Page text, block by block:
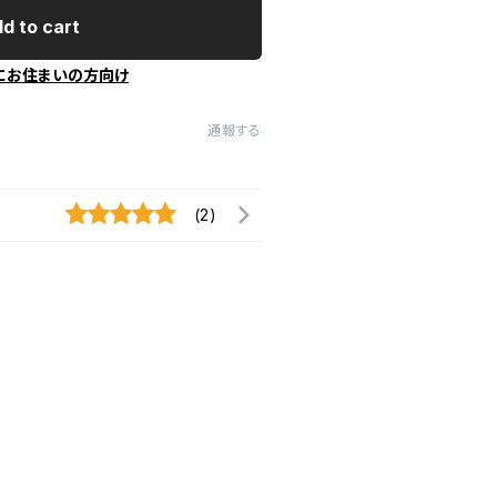
to cart
お住まいの方向け
通報する
(2)